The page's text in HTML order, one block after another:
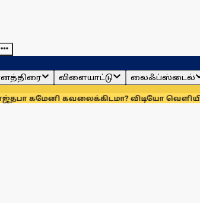
விளையாட்டு லைஃப்ஸ்டைல்
கவலைக்கிடமா? விடியோ வெளியிட்ட